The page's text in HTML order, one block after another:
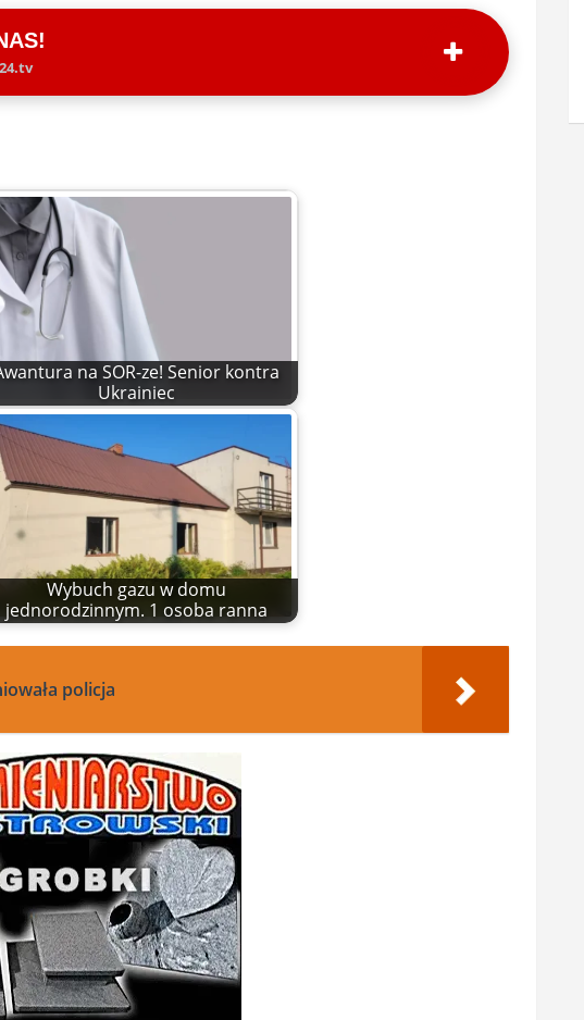
na SOR-ze! Senior kontra
Ukrainiec
Wybuch gazu w domu
jednorodzinnym. 1 osoba ranna
policja